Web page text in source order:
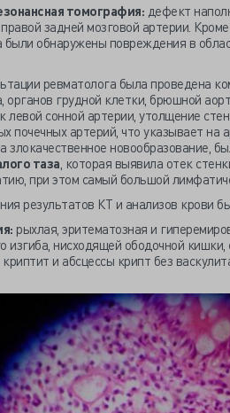
томография: дефект
задней мозговой артерии.
были обнаружены повреждения в
ревматолога была проведена
органов грудной клетки, брюшной
левой сонной артерии, утолщение
почечных артерий, что указывает на
злокачественное новообразование,
таза, которая выявила отек
при этом самый большой
результатов КТ и анализов крови
рыхлая, эритематозная и
изгиба, нисходящей ободочной
и абсцессы крипт без